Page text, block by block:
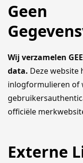
Geen
Wij verzamelen
data. Deze
inlogformulieren of
officiële
Externe